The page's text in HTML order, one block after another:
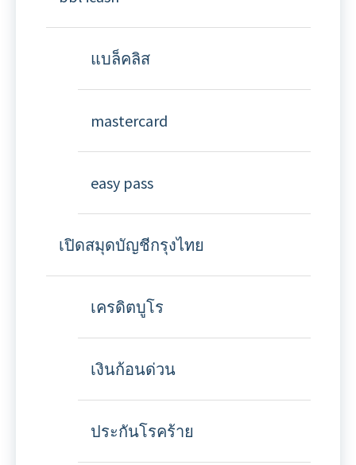
แบล็คลิส
mastercard
easy pass
เปิดสมุดบัญชีกรุงไทย
เครดิตบูโร
เงินก้อนด่วน
ประกันโรคร้าย